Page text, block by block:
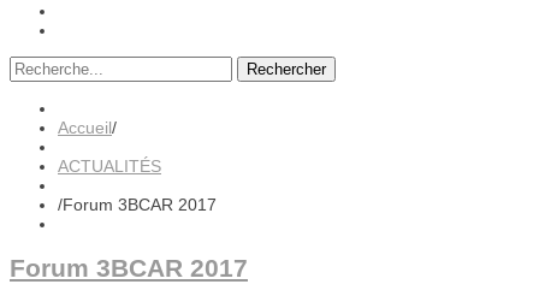
Rechercher
Accueil/
ACTUALITÉS
/Forum 3BCAR 2017
Forum 3BCAR 2017